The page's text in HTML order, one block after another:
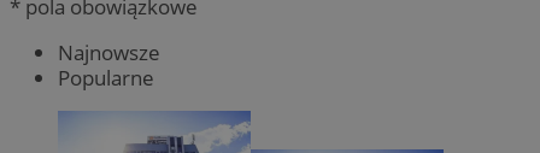
* pola obowiązkowe
Najnowsze
Popularne